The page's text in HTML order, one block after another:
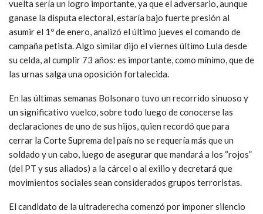
vuelta sería un logro importante, ya que el adversario, aunque
ganase la disputa electoral, estaría bajo fuerte presión al
asumir el 1º de enero, analizó el último jueves el comando de
campaña petista. Algo similar dijo el viernes último Lula desde
su celda, al cumplir 73 años: es importante, como mínimo, que de
las urnas salga una oposición fortalecida.
En las últimas semanas Bolsonaro tuvo un recorrido sinuoso y
un significativo vuelco, sobre todo luego de conocerse las
declaraciones de uno de sus hijos, quien recordó que para
cerrar la Corte Suprema del país no se requería más que un
soldado y un cabo, luego de asegurar que mandará a los “rojos”
(del PT y sus aliados) a la cárcel o al exilio y decretará que
movimientos sociales sean considerados grupos terroristas.
El candidato de la ultraderecha comenzó por imponer silencio